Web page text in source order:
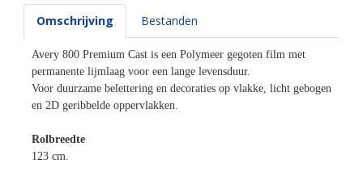
Omschrijving Bestanden
Avery 800 Premium Cast is een Polymeer gegoten film met
permanente lijmlaag voor een lange levensduur.
Voor duurzame belettering en decoraties op vlakke, licht gebogen
en 2D geribbelde oppervlakken.
Rolbreedte
123 cm.